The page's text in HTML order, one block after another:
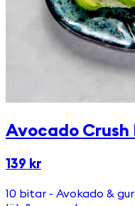
Avocado Crush
139 kr
10 bitar - Avokado &